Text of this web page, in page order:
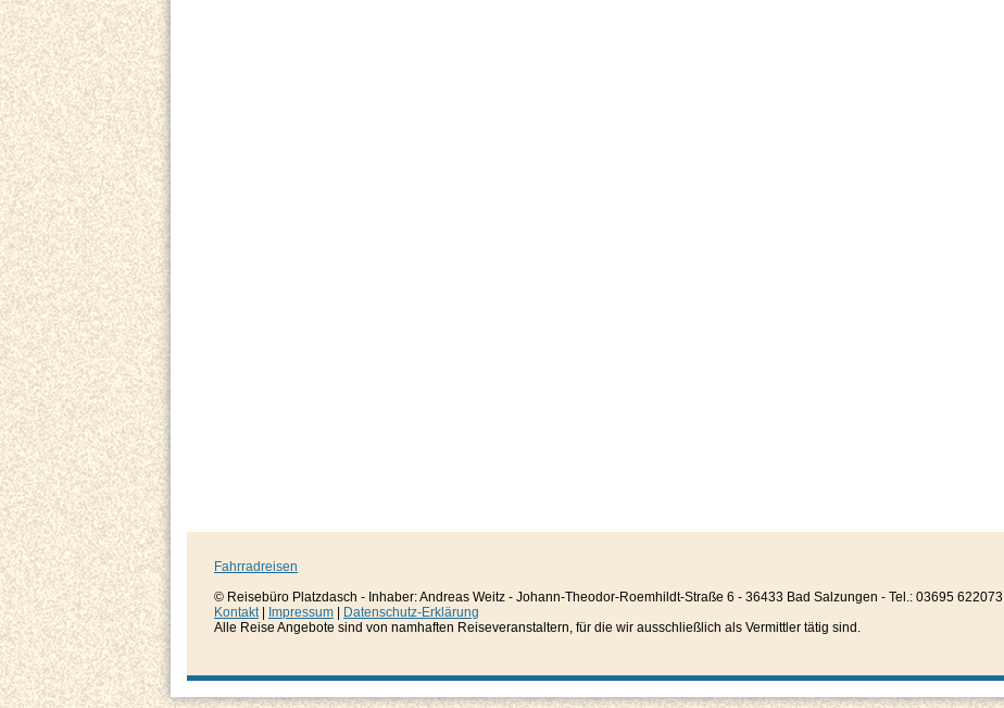
Fahrradreisen
© Reisebüro Platzdasch - Inhaber: Andreas Weitz - Johann-Theodor-Roemhildt-Straße 6 - 36433 Bad Salzungen - Tel.: 03695 622073
Kontakt| Impressum
Datenschutz-Erklärung
Alle Reise Angebote sind von namhaften Reiseveranstaltern, für die wir ausschließlich als Vermittler tätig sind.